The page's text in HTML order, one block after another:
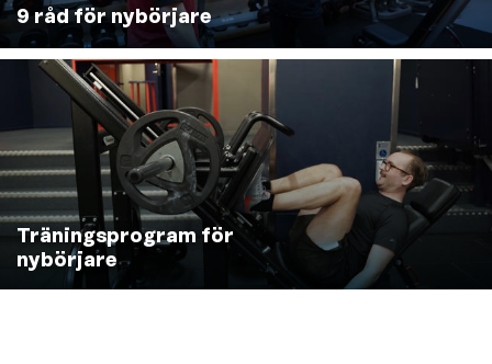
9 råd för nybörjare
Träningsprogram för
nybörjare